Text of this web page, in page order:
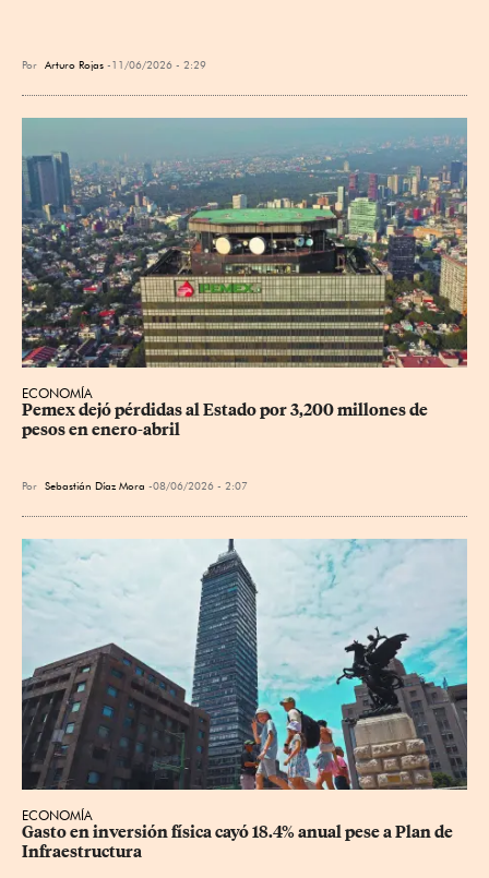
Por Arturo Rojas 11/06/2026 - 2:29
ECONOMÍA
Pemex dejó pérdidas al Estado por 3,200 millones de
pesos en enero-abril
Por Sebastián Díaz Mora 08/06/2026 - 2:07
ECONOMÍA
Gasto en inversión física cayó 18.4% anual pese a Plan de
Infraestructura